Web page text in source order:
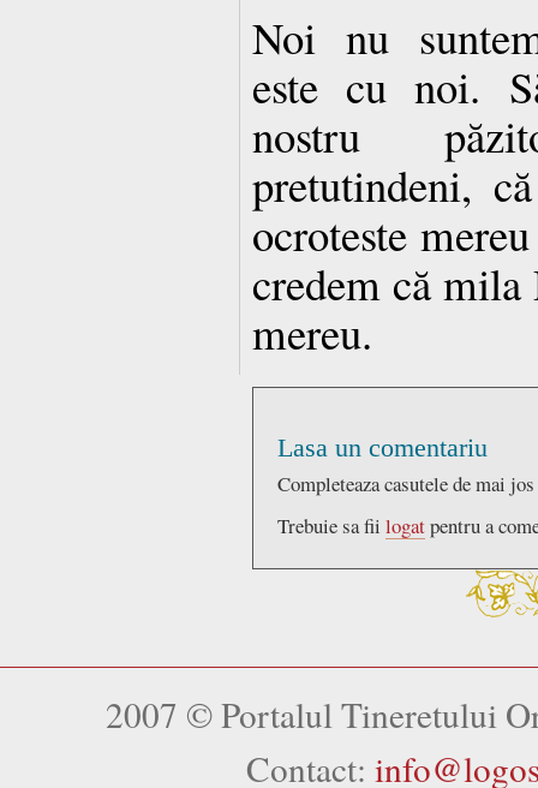
Noi nu
este cu noi.
nostru
pretutindeni,
ocroteste
credem că
mereu.
Lasa un comentariu
Completeaza casutele de mai
Trebuie sa fii logatpentru a
2007 © Portalul Tineretului
Contact: